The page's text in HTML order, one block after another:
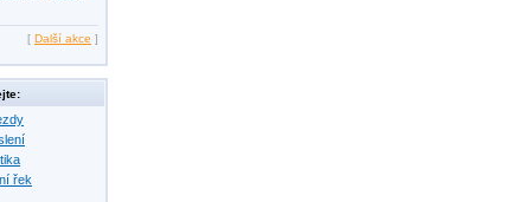
[ Další akce ]
řek